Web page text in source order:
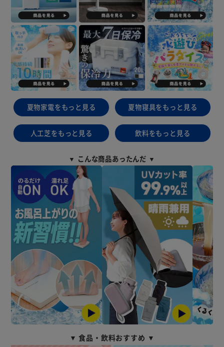
夏物家電をもっと見る 夏物寝具をもっと見る
人工芝をもっと見る 飲料をもっと見る
▼ こんな商品あったんだ ▼
▼ 食品・飲料おすすめ ▼